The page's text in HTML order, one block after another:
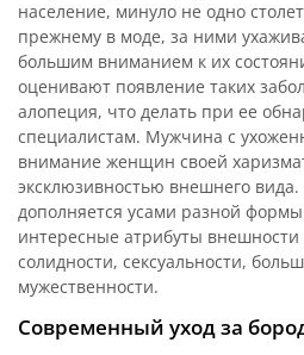
население, минуло не одно
прежнему в моде, за ними
большим вниманием к их
оценивают появление таких
алопеция, что делать при ее
специалистам. Мужчина с
внимание женщин своей
эксклюзивностью внешнего
дополняется усами разной
интересные атрибуты
солидности, сексуальности,
мужественности.
Современный уход за